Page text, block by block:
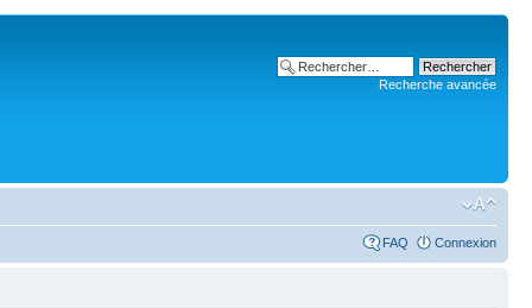
Recherche avancée
FAQ Connexion